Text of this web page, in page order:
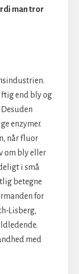
man tror
end bly og
enzymer.
når fluor
om bly eller
i små
betegne
for
Lisberg,
med